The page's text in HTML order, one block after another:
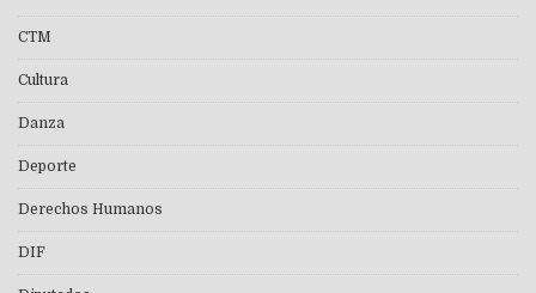
CTM
Cultura
Danza
Deporte
Derechos Humanos
DIF